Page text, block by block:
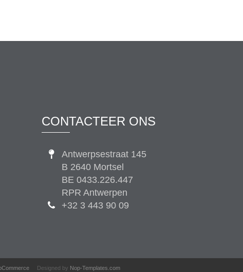
CONTACTEER ONS
Antwerpsestraat 145
B 2640 Mortsel
BE 0433.226.447
RPR Antwerpen
+32 3 443 90 09
Designed by Nop-Templates.com